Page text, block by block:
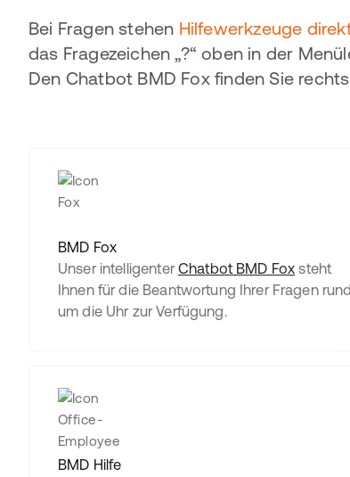
Bei Fragen stehen Hilfewerkzeuge
das Fragezeichen „?“ oben in der
Den Chatbot BMD Fox finden Sie
BMD Fox
Unser intelligenterChatbot BMD Fox steht
Ihnen für die Beantwortung Ihrer Fragen rund
um die Uhr zur Verfügung.
BMD Hilfe